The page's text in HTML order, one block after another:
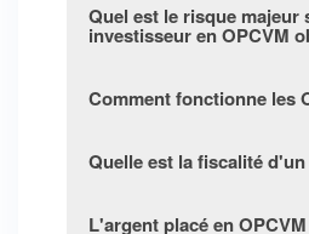
Quel est le risque majeur
investisseur en OPCVM
Comment fonctionne les
Quelle est la fiscalité
L'argent placé en